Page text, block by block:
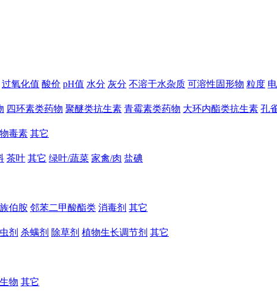
过氧化值 酸价 pH值 水分 灰分 不溶于水杂质 可溶性固形物 粒度
四环素类药物 聚醚类抗生素 青霉素类药物 大环内酯类抗生素 孔
毒素 其它
茶叶 其它 绿叶/蔬菜 家禽/肉 盐碘
伯胺 邻苯二甲酸酯类 消毒剂 其它
剂 杀螨剂 除草剂 植物生长调节剂 其它
物 其它